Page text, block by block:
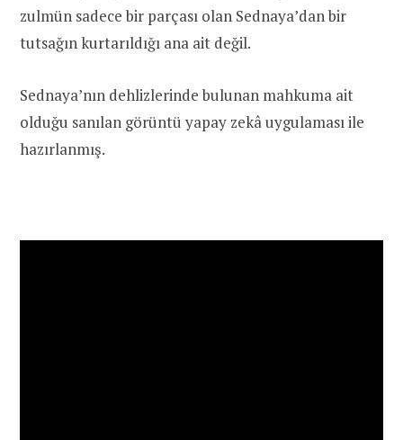
zulmün sadece bir parçası olan Sednaya’dan bir
tutsağın kurtarıldığı ana ait değil.
Sednaya’nın dehlizlerinde bulunan mahkuma ait
olduğu sanılan görüntü yapay zekâ uygulaması ile
hazırlanmış.